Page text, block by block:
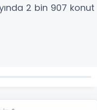
2 bin 907 konut